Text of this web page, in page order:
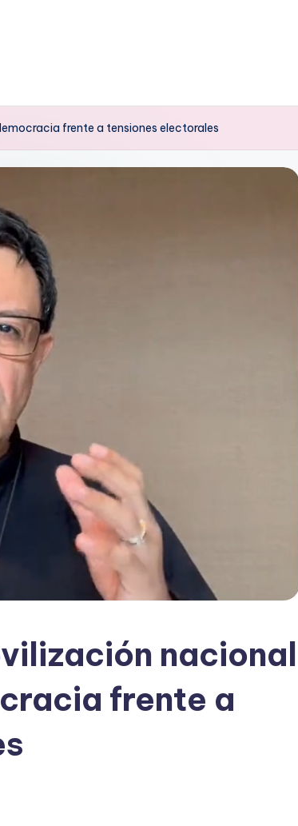
frente a tensiones electorales
nacional
frente a